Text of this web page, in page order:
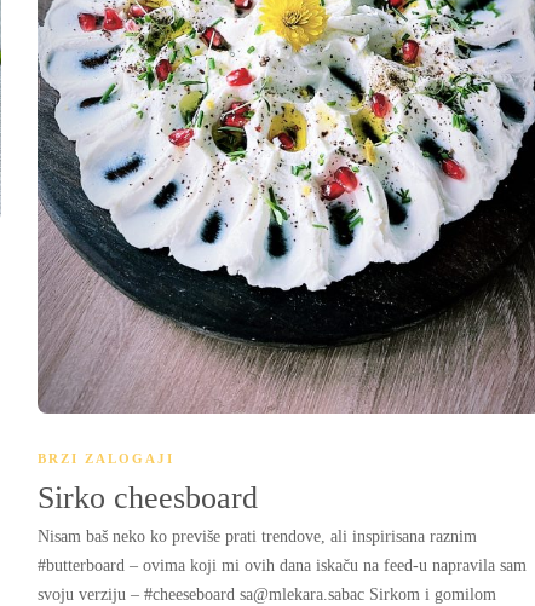
BRZI ZALOGAJI
Sirko cheesboard
Nisam baš neko ko previše prati trendove, ali inspirisana raznim
#butterboard – ovima koji mi ovih dana iskaču na feed-u napravila sam
svoju verziju – #cheeseboard sa@mlekara.sabac Sirkom i gomilom